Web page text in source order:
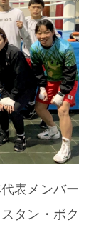
表メンバー
タン・ボク